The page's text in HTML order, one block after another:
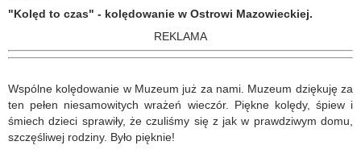
"Kolęd to czas" - kolędowanie w Ostrowi Mazowieckiej.
REKLAMA
Wspólne kolędowanie w Muzeum już za nami. Muzeum dziękuję za
ten pełen niesamowitych wrażeń wieczór. Piękne kolędy, śpiew i
śmiech dzieci sprawiły, że czuliśmy się z jak w prawdziwym domu,
szczęśliwej rodziny. Było pięknie!